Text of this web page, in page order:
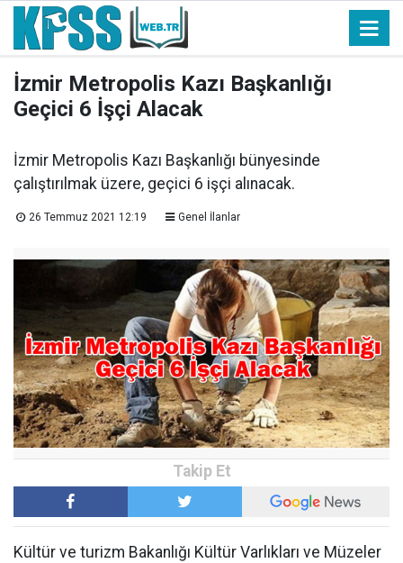
İzmir Metropolis Kazı Başkanlığı
Geçici 6 İşçi Alacak
İzmir Metropolis Kazı Başkanlığı bünyesinde
çalıştırılmak üzere, geçici 6 işçi alınacak.
26 Temmuz 2021 12:19 Genel İlanlar
Kültür ve turizm Bakanlığı Kültür Varlıkları ve Müzeler